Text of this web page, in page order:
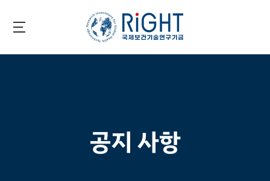
국제보건기술연구기금
공지 사항